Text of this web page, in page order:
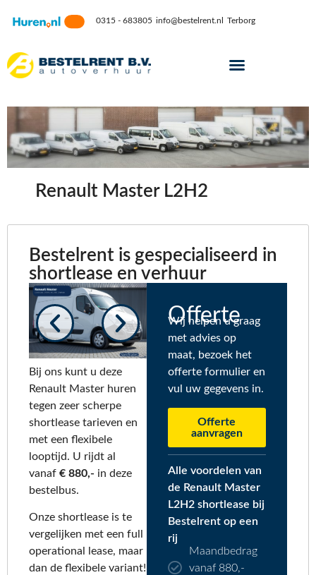
0315 - 683805 info@bestelrent.nl Terborg
Renault Master L2H2
Bestelrent is gespecialiseerd in
shortlease en verhuur
Bij ons kunt u deze
Renault Master huren
tegen zeer scherpe
shortlease tarieven en
met een flexibele
looptijd. U rijdt al
vanaf € 880,- in deze
bestelbus.
Onze shortlease is te
vergelijken met een full
operational lease, maar
dan de flexibele variant!
Offerte
Wij helpen u graag
met advies op
maat, bezoek het
offerte formulier en
vul uw gegevens in.
Offerte
aanvragen
Alle voordelen van
de Renault Master
L2H2 shortlease bij
Bestelrent op een
rij
Maandbedrag
vanaf 880,-